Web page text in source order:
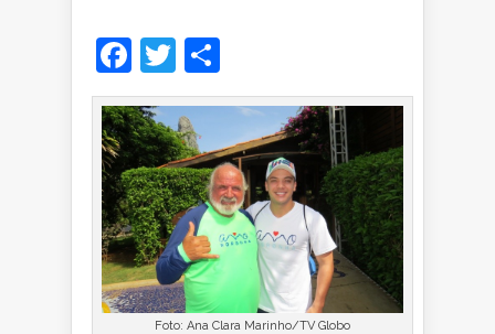
Facebook
Twitter
Foto: Ana Clara Marinho/TV Globo